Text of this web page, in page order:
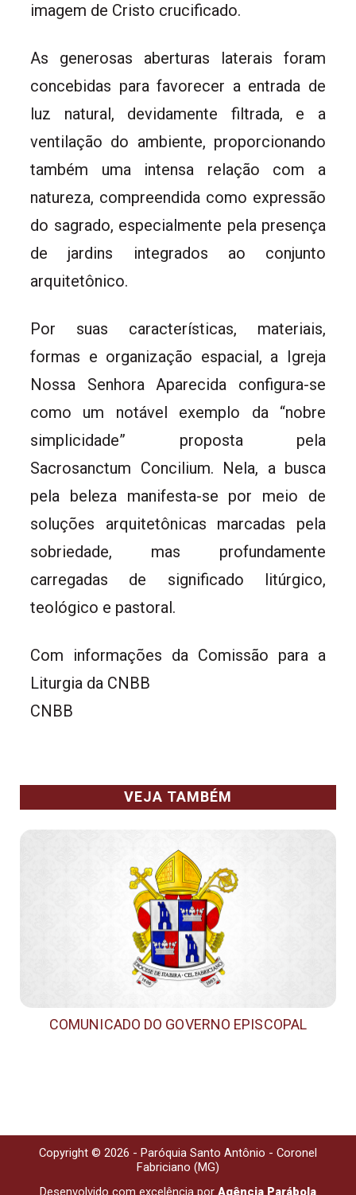
imagem de Cristo crucificado.
As generosas aberturas laterais foram
concebidas para favorecer a entrada de
luz natural, devidamente filtrada, e a
ventilação do ambiente, proporcionando
também uma intensa relação com a
natureza, compreendida como expressão
do sagrado, especialmente pela presença
de jardins integrados ao conjunto
arquitetônico.
Por suas características, materiais,
formas e organização espacial, a Igreja
Nossa Senhora Aparecida configura-se
como um notável exemplo da “nobre
simplicidade” proposta pela
Sacrosanctum Concilium. Nela, a busca
pela beleza manifesta-se por meio de
soluções arquitetônicas marcadas pela
sobriedade, mas profundamente
carregadas de significado litúrgico,
teológico e pastoral.
Com informações da Comissão para a
Liturgia da CNBB
CNBB
VEJA TAMBÉM
COMUNICADO DO GOVERNO EPISCOPAL
Copyright © 2026 - Paróquia Santo Antônio - Coronel
Fabriciano (MG)
Desenvolvido com excelência por Agência Parábola